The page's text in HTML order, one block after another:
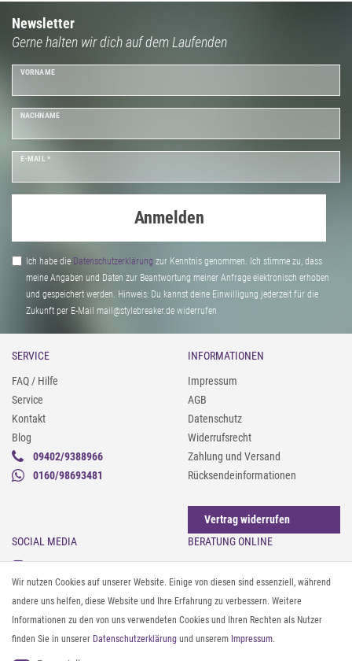
Newsletter
Gerne halten wir dich auf dem Laufenden
VORNAME
NACHNAME
E-MAIL *
Anmelden
Ich habe die Daten­schutz­erklärung zur Kenntnis genommen. Ich stimme zu, dass
meine Angaben und Daten zur Beantwortung meiner Anfrage elektronisch erhoben
und gespeichert werden. Hinweis: Du kannst deine Einwilligung jederzeit für die
Zukunft per E-Mail mail@stylebreaker.de widerrufen
SERVICE
FAQ / Hilfe
Service
Kontakt
Blog
09402/9388966
0160/98693481
INFORMATIONEN
Impressum
AGB
Datenschutz
Widerrufsrecht
Zahlung und Versand
Rücksendeinformationen
Vertrag widerrufen
SOCIAL MEDIA
Instagram
Facebook
Pinterest
Twitter
Youtube
BERATUNG ONLINE
Gürtel messen & kürzen
Sonnenbrillen & UV-Schutz
Textilpflege
Textil- und Material-Guide
Geldbörse richtig organisieren
Wir nutzen Cookies auf unserer Website. Einige von diesen sind essenziell, während
andere uns helfen, diese Website und Ihre Erfahrung zu verbessern. Weitere
Informationen zu den von uns verwendeten Cookies und Ihren Rechten als Nutzer
finden Sie in unserer Daten­schutz­erklärung und unserem Impressum.